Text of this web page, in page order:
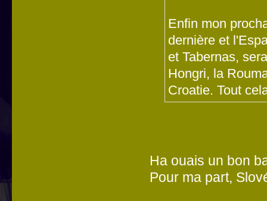
Enfin mon
dernière et
et Tabernas,
Hongri, la
Croatie. Tout
Ha ouais un bon
Pour ma part,